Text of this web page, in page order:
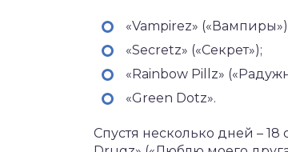
«Vampirez»
«Secretz» («Секрет»);
«Rainbow Pillz»
«Green Dotz».
Спустя несколько дней –